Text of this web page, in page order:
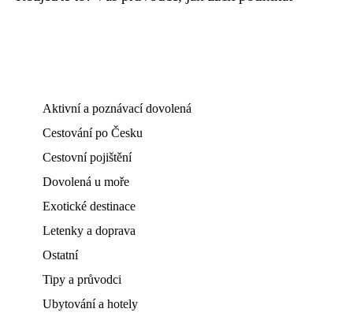
Aktivní a poznávací dovolená
Cestování po Česku
Cestovní pojištění
Dovolená u moře
Exotické destinace
Letenky a doprava
Ostatní
Tipy a průvodci
Ubytování a hotely